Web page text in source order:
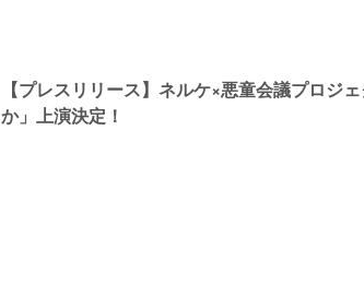
【プレスリリース】ネルケ×悪童会議プロジ
か」上演決定！